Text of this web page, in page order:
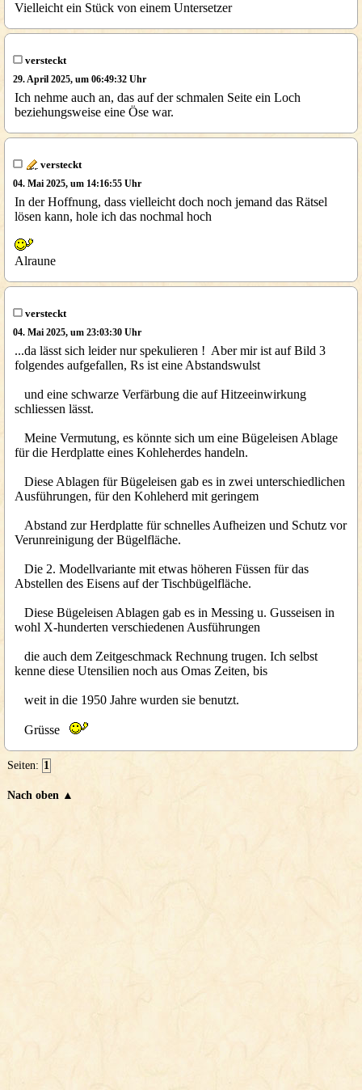
Vielleicht ein Stück von einem Untersetzer
versteckt
29. April 2025, um 06:49:32 Uhr
Ich nehme auch an, das auf der schmalen Seite ein Loch
beziehungsweise eine Öse war.
versteckt
04. Mai 2025, um 14:16:55 Uhr
In der Hoffnung, dass vielleicht doch noch jemand das Rätsel
lösen kann, hole ich das nochmal hoch
Alraune
versteckt
04. Mai 2025, um 23:03:30 Uhr
...da lässt sich leider nur spekulieren ! Aber mir ist auf Bild 3
folgendes aufgefallen, Rs ist eine Abstandswulst
und eine schwarze Verfärbung die auf Hitzeeinwirkung
schliessen lässt.
Meine Vermutung, es könnte sich um eine Bügeleisen Ablage
für die Herdplatte eines Kohleherdes handeln.
Diese Ablagen für Bügeleisen gab es in zwei unterschiedlichen
Ausführungen, für den Kohleherd mit geringem
Abstand zur Herdplatte für schnelles Aufheizen und Schutz vor
Verunreinigung der Bügelfläche.
Die 2. Modellvariante mit etwas höheren Füssen für das
Abstellen des Eisens auf der Tischbügelfläche.
Diese Bügeleisen Ablagen gab es in Messing u. Gusseisen in
wohl X-hunderten verschiedenen Ausführungen
die auch dem Zeitgeschmack Rechnung trugen. Ich selbst
kenne diese Utensilien noch aus Omas Zeiten, bis
weit in die 1950 Jahre wurden sie benutzt.
Grüsse
Seiten: 1
Nach oben ▲